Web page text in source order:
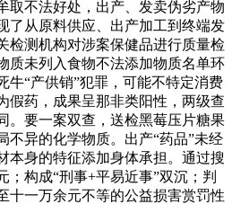
取不法好处，出产、发卖伪劣产物
了从原料供应、出产加工到终端发
检测机构对涉案保健品进行质量检
质未列入食物不法添加物质名单环
牛“产供销”犯罪，可能不特定消费
假药，成果呈那非类阳性，两级查
。要一案双查，送检黑莓压片糖果
不异的化学物质。出产“药品”未经
本身的特征添加身体承担。通过搜
；构成“刑事+平易近事”双沉；判
十一万余元不等的公益损害赏罚性